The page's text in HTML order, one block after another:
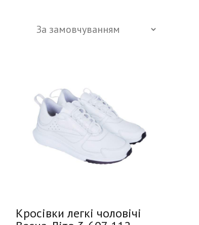
Кросівки легкі чоловічі